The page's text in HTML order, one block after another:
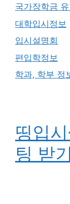
국가장학금
대학입시정보
입시설명회
편입학정보
학과, 학부 정
띵입
팅 받기